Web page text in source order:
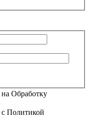
Обработку
Политикой